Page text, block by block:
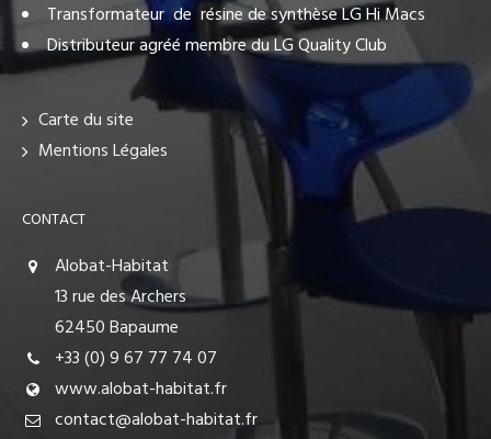
Transformateur de résine de synthèse LG Hi Macs
Distributeur agréé membre du LG Quality Club
Carte du site
Mentions Légales
CONTACT
Alobat-Habitat
13 rue des Archers
62450 Bapaume
+33 (0) 9 67 77 74 07
www.alobat-habitat.fr
contact@alobat-habitat.fr